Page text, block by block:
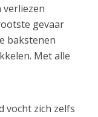
verliezen
gevaar
bakstenen
Met alle
vocht zich zelfs